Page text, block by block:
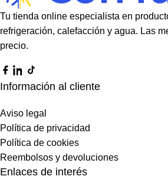
Tu tienda online especialista en
refrigeración, calefacción y agua. Las
precio.
Información al cliente
Aviso legal
Política de privacidad
Política de cookies
Reembolsos y devoluciones
Enlaces de interés